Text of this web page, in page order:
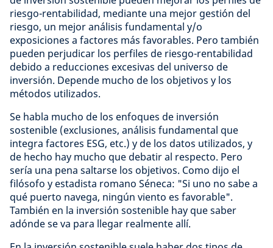
riesgo-rentabilidad, mediante una mejor gestión del
riesgo, un mejor análisis fundamental y/o
exposiciones a factores más favorables. Pero también
pueden perjudicar los perfiles de riesgo-rentabilidad
debido a reducciones excesivas del universo de
inversión. Depende mucho de los objetivos y los
métodos utilizados.
Se habla mucho de los enfoques de inversión
sostenible (exclusiones, análisis fundamental que
integra factores ESG, etc.) y de los datos utilizados, y
de hecho hay mucho que debatir al respecto. Pero
sería una pena saltarse los objetivos. Como dijo el
filósofo y estadista romano Séneca: "Si uno no sabe a
qué puerto navega, ningún viento es favorable".
También en la inversión sostenible hay que saber
adónde se va para llegar realmente allí.